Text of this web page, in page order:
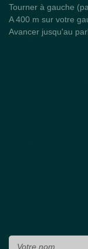
Tourner à gauche
A 400 m sur votre
Avancer jusqu'au